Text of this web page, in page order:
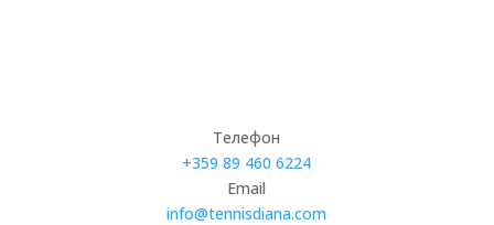
Телефон
+359 89 460 6224­
Email
info@tennisdiana.com